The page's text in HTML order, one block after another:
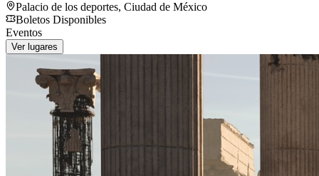
Palacio de los deportes, Ciudad de México
Boletos Disponibles
Eventos
Ver lugares